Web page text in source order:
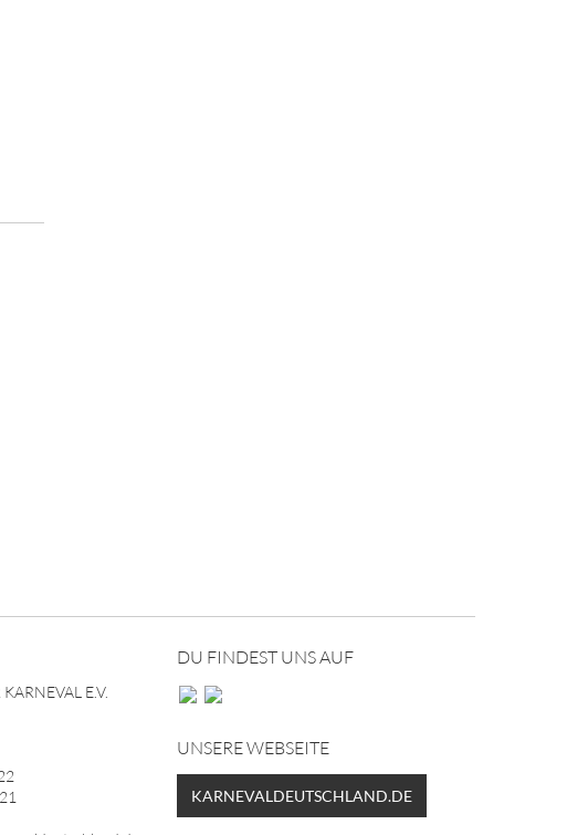
E.V.
DU FINDEST UNS AUF
UNSERE WEBSEITE
KARNEVALDEUTSCHLAND.DE